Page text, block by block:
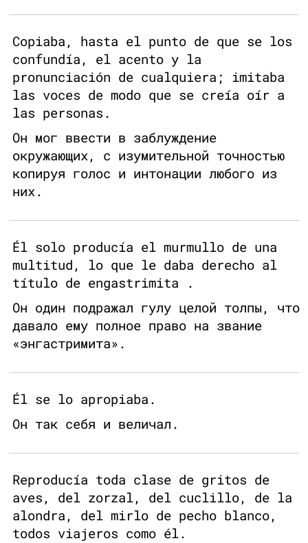
Copiaba, hasta el punto de que se los
confundía, el acento y la
pronunciación de cualquiera; imitaba
las voces de modo que se creía oír a
las personas.
Он мог ввести в заблуждение
окружающих, с изумительной точностью
копируя голос и интонации любого из
них.
Él solo producía el murmullo de una
multitud, lo que le daba derecho al
título de engastrimita .
Он один подражал гулу целой толпы, что
давало ему полное право на звание
«энгастримита».
Él se lo apropiaba.
Он так себя и величал.
Reproducía toda clase de gritos de
aves, del zorzal, del cuclillo, de la
alondra, del mirlo de pecho blanco,
todos viajeros como él.